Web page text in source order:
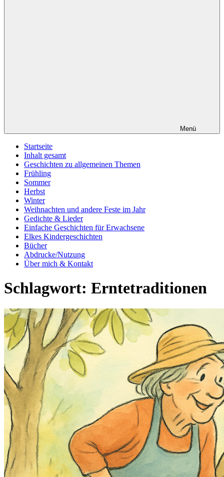
Menü
Startseite
Inhalt gesamt
Geschichten zu allgemeinen Themen
Frühling
Sommer
Herbst
Winter
Weihnachten und andere Feste im Jahr
Gedichte & Lieder
Einfache Geschichten für Erwachsene
Elkes Kindergeschichten
Bücher
Abdrucke/Nutzung
Über mich & Kontakt
Schlagwort: Erntetraditionen